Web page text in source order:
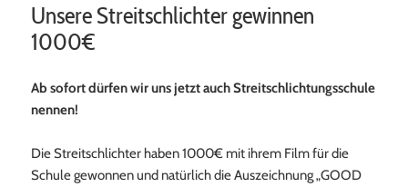
Unsere Streitschlichter gewinnen
1000€
Ab sofort dürfen wir uns jetzt auch Streitschlichtungsschule
nennen!
Die Streitschlichter haben 1000€ mit ihrem Film für die
Schule gewonnen und natürlich die Auszeichnung „GOOD